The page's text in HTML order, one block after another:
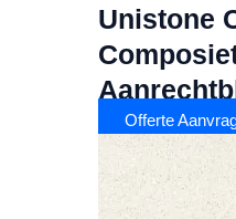
Unistone
Offerte